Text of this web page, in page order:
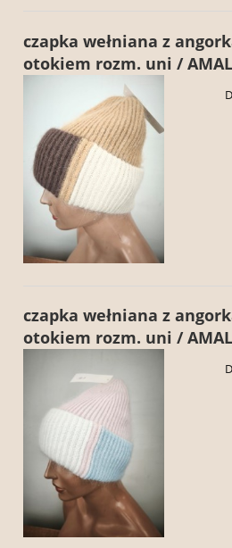
czapka wełniana z
otokiem rozm. uni /
czapka wełniana z
otokiem rozm. uni /